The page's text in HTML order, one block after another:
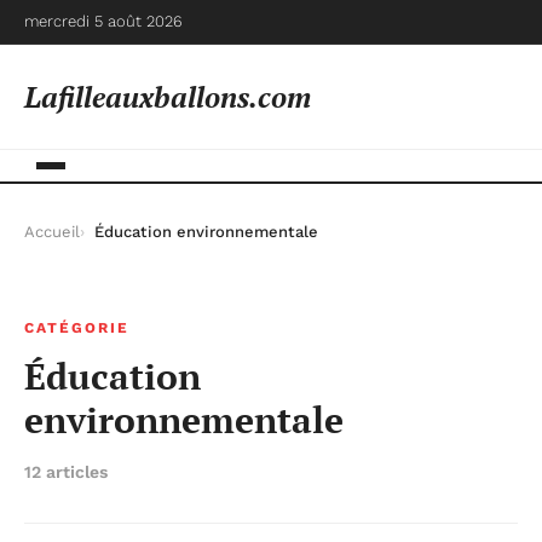
mercredi 5 août 2026
Lafilleauxballons.com
Accueil Éducation environnementale
CATÉGORIE
Éducation
environnementale
12 articles